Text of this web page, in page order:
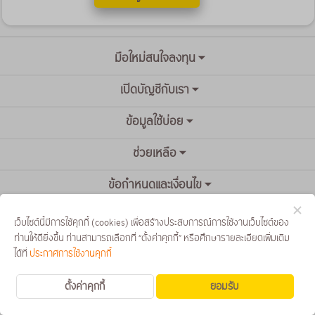
มือใหม่สนใจลงทุน
เปิดบัญชีกับเรา
ข้อมูลใช้บ่อย
ช่วยเหลือ
ข้อกำหนดและเงื่อนไข
© สงวนลิขสิทธิ์ บริษัทหลักทรัพย์ กรุงศรี จำกัด (มหาชน)
เว็บไซต์นี้มีการใช้คุกกี้ (cookies) เพื่อสร้างประสบการณ์การใช้งานเว็บไซต์ของ
ท่านให้ดียิ่งขึ้น ท่านสามารถเลือกที่ “ตั้งค่าคุกกี้” หรือศึกษารายละเอียดเพิ่มเติม
ได้ที่ ประกาศการใช้งานคุกกี้
ตั้งค่าคุกกี้ ยอมรับ